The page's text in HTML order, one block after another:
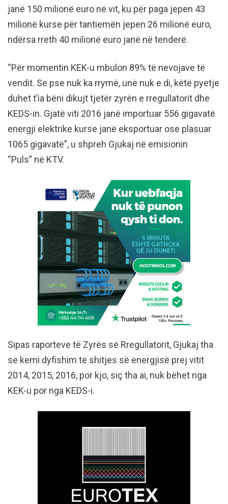
janë 150 milionë euro në vit, ku për paga jepen 43
milionë kurse për tantiemën jepen 26 milionë euro,
ndërsa rreth 40 milionë euro janë në tenderë.
“Për momentin KEK-u mbulon 89% të nevojave të
vendit. Se pse nuk ka rrymë, unë nuk e di, këtë pyetje
duhet t’ia bëni dikujt tjetër zyrën e rregullatorit dhe
KEDS-in. Gjatë viti 2016 janë importuar 556 gigavatë
energji elektrike kurse janë eksportuar ose plasuar
1065 gigavatë”, u shpreh Gjukaj në emisionin
“Puls” në KTV.
Sipas raporteve të Zyrës së Rregullatorit, Gjukaj tha
se kemi dyfishim të shitjes së energjisë prej vitit
2014, 2015, 2016, por kjo, siç tha ai, nuk bëhet nga
KEK-u por nga KEDS-i.